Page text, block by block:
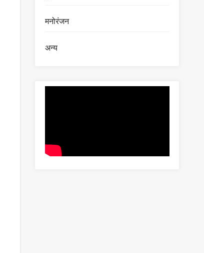
मनोरंजन
अन्य